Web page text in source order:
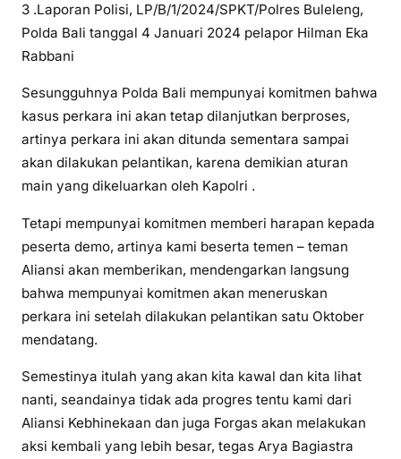
3 .Laporan Polisi, LP/B/1/2024/SPKT/Polres Buleleng,
Polda Bali tanggal 4 Januari 2024 pelapor Hilman Eka
Rabbani
Sesungguhnya Polda Bali mempunyai komitmen bahwa
kasus perkara ini akan tetap dilanjutkan berproses,
artinya perkara ini akan ditunda sementara sampai
akan dilakukan pelantikan, karena demikian aturan
main yang dikeluarkan oleh Kapolri .
Tetapi mempunyai komitmen memberi harapan kepada
peserta demo, artinya kami beserta temen – teman
Aliansi akan memberikan, mendengarkan langsung
bahwa mempunyai komitmen akan meneruskan
perkara ini setelah dilakukan pelantikan satu Oktober
mendatang.
Semestinya itulah yang akan kita kawal dan kita lihat
nanti, seandainya tidak ada progres tentu kami dari
Aliansi Kebhinekaan dan juga Forgas akan melakukan
aksi kembali yang lebih besar, tegas Arya Bagiastra